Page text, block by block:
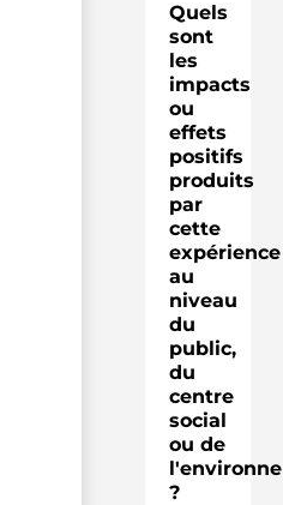
Quels
sont
les
impacts
ou
effets
positifs
produits
par
cette
expérience
au
niveau
du
public,
du
centre
social
ou de
?